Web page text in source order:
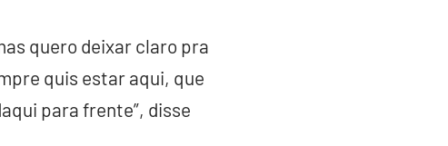
quero deixar claro pra
quis estar aqui, que
para frente”, disse